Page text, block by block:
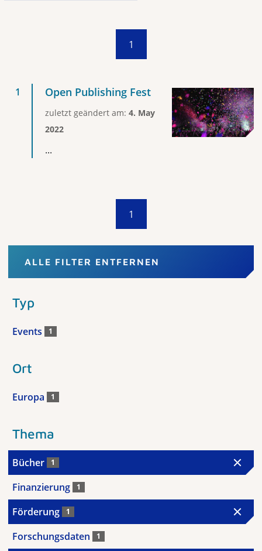
1
Open Publishing Fest
zuletzt geändert am: 4. May
2022
...
1
ALLE FILTER ENTFERNEN
Typ
Events 1
Ort
Europa 1
Thema
Bücher 1
Finanzierung 1
Förderung 1
Forschungsdaten 1